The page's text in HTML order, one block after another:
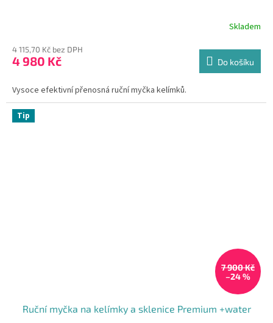
Skladem
4 115,70 Kč bez DPH
4 980 Kč Do košíku
Vysoce efektivní přenosná ruční myčka kelímků.
Tip
7 900 Kč
–24 %
Ruční myčka na kelímky a sklenice Premium +water